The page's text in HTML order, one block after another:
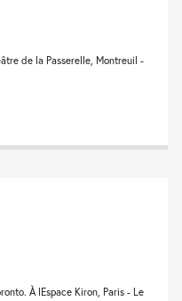
de la Passerelle, Montreuil -
À lEspace Kiron, Paris - Le